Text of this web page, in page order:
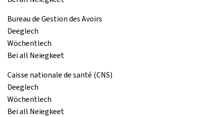
Bureau de Gestion des Avoirs
Deeglech
Wöchentlech
Bei all Neiegkeet
Caisse nationale de santé (CNS)
Deeglech
Wöchentlech
Bei all Neiegkeet